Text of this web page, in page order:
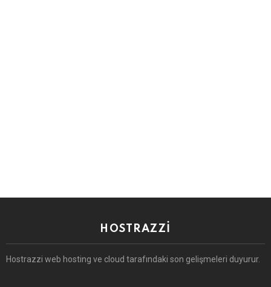
HOSTRAZZI
Hostrazzi web hosting ve cloud tarafındaki son gelişmeleri duyurur.